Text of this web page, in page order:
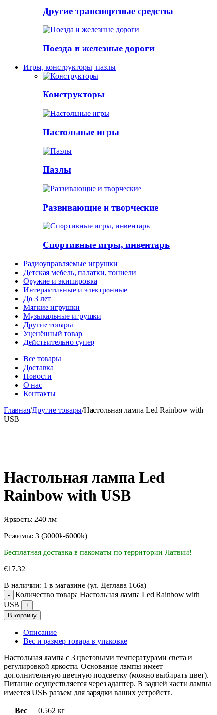
Другие транспортные средства
Поезда и железные дороги
Игры, конструкторы, пазлы
Конструкторы
Настольные игры
Пазлы
Развивающие и творческие
Спортивные игры, инвентарь
Радиоуправляемые игрушки
Детская мебель, палатки, тоннели
Оружие и экипировка
Интерактивные и электронные
До 3 лет
Мягкие игрушки
Музыкальные игрушки
Другие товары
Уценённый товар
Действительно супер
Все товары
Доставка
Новости
О нас
Контакты
Главная/Другие товары/Настольная лампа Led Rainbow with
USB
Настольная лампа Led
Rainbow with USB
Яркость: 240 лм
Режимы: 3 (3000k-6000k)
Бесплатная доставка в пакоматы по территории Латвии!
€17.32
В наличии: 1 в магазине (ул. Деглава 166а)
Количество товара Настольная лампа Led Rainbow with
USB
В корзину
Описание
Вес и размер товара в упаковке
Настольная лампа с 3 цветовыми температурами света и
регулировкой яркости. Основание лампы имеет
дополнительную цветную подсветку (можно выбирать цвет).
Питание осуществляется через адаптер. В задней части лампы
имеется USB разъем для зарядки ваших устройств.
Вес
0.562 кг